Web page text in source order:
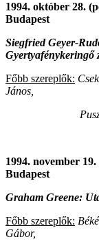
1994. október 28.
Budapest
Siegfried Geyer-
Gyertyafénykeringő
Főbb szereplők:
János,
Pusztaszeri
1994. november
Budapest
Graham Greene:
Főbb szereplők:
Gábor,